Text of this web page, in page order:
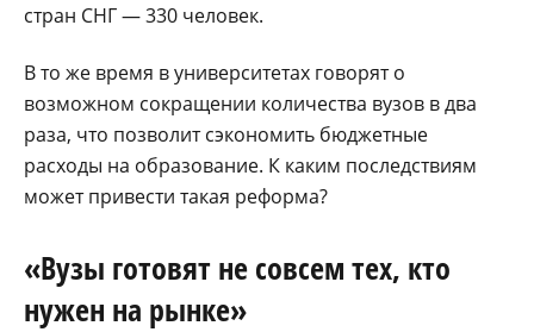
стран СНГ — 330 человек.
В то же время в университетах говорят о
возможном сокращении количества вузов в два
раза, что позволит сэкономить бюджетные
расходы на образование. К каким последствиям
может привести такая реформа?
«Вузы готовят не совсем тех, кто
нужен на рынке»